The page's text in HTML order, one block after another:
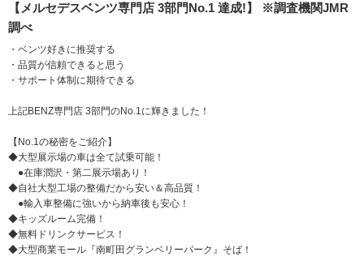
【メルセデスベンツ専門店 3部門No.1 達成!】 ※調査機関JMR
調べ
・ベンツ好きに推奨する
・品質が信頼できると思う
・サポート体制に期待できる
上記BENZ専門店 3部門のNo.1に輝きました！
【No.1の秘密をご紹介】
◆大型展示場の車は全て試乗可能！
●在庫潤沢・第二展示場あり！
◆自社大型工場の整備だから安い＆高品質！
●輸入車整備に強いから納車後も安心！
◆キッズルーム完備！
◆無料ドリンクサービス！
◆大型商業モール『南町田グランベリーパーク』そば！